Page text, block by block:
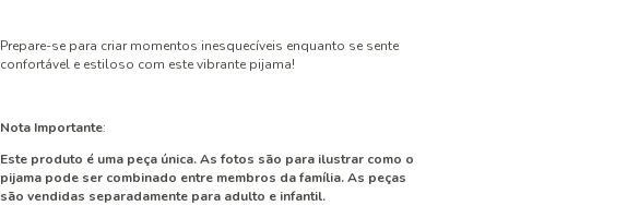
Prepare-se para criar momentos inesquecíveis enquanto se sente
confortável e estiloso com este vibrante pijama!
Nota Importante:
Este produto é uma peça única. As fotos são para ilustrar como o
pijama pode ser combinado entre membros da família. As peças
são vendidas separadamente para adulto e infantil.